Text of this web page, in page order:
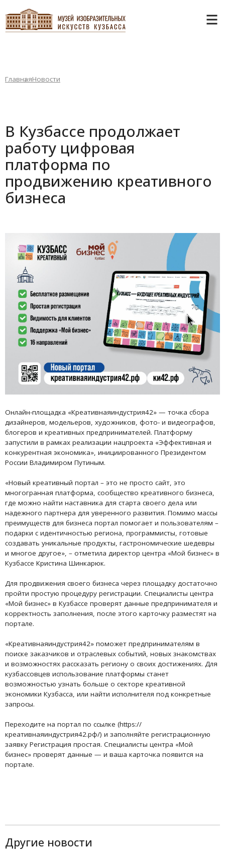
ГлавнаяНовости
В Кузбассе продолжает
работу цифровая
платформа по
продвижению креативного
бизнеса
Онлайн-площадка «Креативнаяиндустрия42» — точка сбора
дизайнеров, модельеров, художников, фото- и видеографов,
блогеров и креативных предпринимателей. Платформу
запустили в рамках реализации нацпроекта «Эффективная и
конкурентная экономика», инициированного Президентом
России Владимиром Путиным.
«Новый креативный портал – это не просто сайт, это
многогранная платформа, сообщество креативного бизнеса,
где можно найти наставника для старта своего дела или
надежного партнера для уверенного развития. Помимо массы
преимуществ для бизнеса портал помогает и пользователям –
подарки с идентичностью региона, программисты, готовые
создавать уникальные продукты, гастрономические шедевры
и многое другое», – отметила директор центра «Мой бизнес» в
Кузбассе Кристина Шинкарюк.
Для продвижения своего бизнеса через площадку достаточно
пройти простую процедуру регистрации. Специалисты центра
«Мой бизнес» в Кузбассе проверят данные предпринимателя и
корректность заполнения, после этого карточку разместят на
портале.
«Креативнаяиндустрия42» поможет предпринимателям в
поиске заказчиков и отраслевых событий, новых знакомствах
и возможностях рассказать региону о своих достижениях. Для
кузбассовцев использование платформы станет
возможностью узнать больше о секторе креативной
экономики Кузбасса, или найти исполнителя под конкретные
запросы.
Переходите на портал по ссылке (https://
креативнаяиндустрия42.рф/) и заполняйте регистрационную
заявку Регистрация простая. Специалисты центра «Мой
бизнес» проверят данные — и ваша карточка появится на
портале.
Другие новости